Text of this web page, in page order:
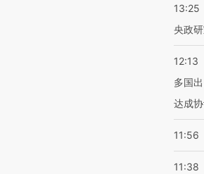
13:25
央政
12:13
多国
达成
11:56
11:38